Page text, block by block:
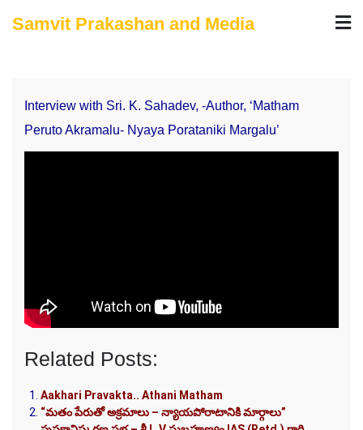
toSamvit Prakashan and Media
Interview with Sri. K. Sahadev, -Author, ‘Matham
Peruto Akramalu- Nyaya Porataniki Margalu’
Related Posts:
Aakhari Pravakta.. Athani Matham
“మతం పేరుతో అక్రమాలు – న్యాయపోరాటానికి మార్గాలు”